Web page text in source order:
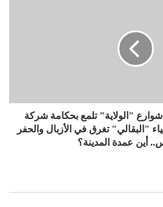
"الولاية" تلمع بحكامة شركة
"البقالي" تغرق في الأزبال والحفر
أين عمدة المدينة؟